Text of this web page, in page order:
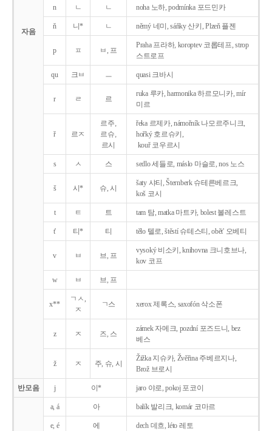
자음
n ㄴ ㄴ noha 노하, podmínka 포드민카
ň 니* ㄴ němý 네미, sáňky 산키, Plzeň 플젠
p ㅍ ㅂ, 프
Praha 프라하, koroptev 코롭테프, strop
스트로프
qu 크ㅂ ㅡ quasi 크바시
r ㄹ 르
ruka 루카, harmonika 하르모니카, mír
미르
ř 르ㅈ
르주,
르슈,
르시
řeka 르제카, námořník 나모르주니크,
hořký 호르슈키,
kouř 코우르시
s ㅅ 스 sedlo 세들로, máslo 마슬로, nos 노스
š 시* 슈, 시
šaty 샤티, Šternberk 슈테른베르크,
koš 코시
t ㅌ 트 tam 탐, matka 마트카, bolest 볼레스트
t' 티* 티 tělo 텔로, štěstí 슈테스티, obět' 오베티
v ㅂ 브, 프
vysoký 비소키, knihovna 크니호브나,
kov 코프
w ㅂ 브, 프
x**
ㄱㅅ,
ㅈ
ㄱ스 xerox 제록스, saxofón 삭소폰
z ㅈ 즈, 스
zámek 자메크, pozdní 포즈드니, bez
베스
ž ㅈ 주, 슈, 시
Žižka 지슈카, Žvěřina 주베르지나,
Brož 브로시
반모음 j 이* jaro 야로, pokoj 포코이
a, á 아 balík 발리크, komár 코마르
e, é 에 dech 데흐, léto 레토